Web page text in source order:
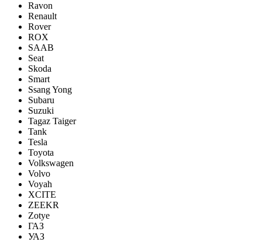
Ravon
Renault
Rover
ROX
SAAB
Seat
Skoda
Smart
Ssang Yong
Subaru
Suzuki
Tagaz Taiger
Tank
Tesla
Toyota
Volkswagen
Volvo
Voyah
XCITE
ZEEKR
Zotye
ГАЗ
УАЗ